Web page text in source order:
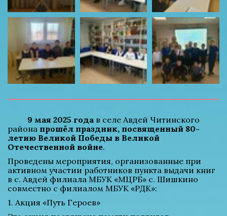
9 мая 2025 года в селе Авдей Читинского
района прошёл праздник, посвященный 80-
летию Великой Победы в Великой
Отечественной войне.
Проведены мероприятия, организованные при
активном участии работников пункта выдачи книг
в с. Авдей филиала МБУК «МЦРБ» с. Шишкино
совместно с филиалом МБУК «РДК»:
1. Акция «Путь Героев»